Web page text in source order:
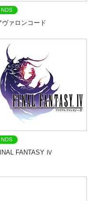
NDS
ヴァロンコード
NDS
FANTASY Ⅳ